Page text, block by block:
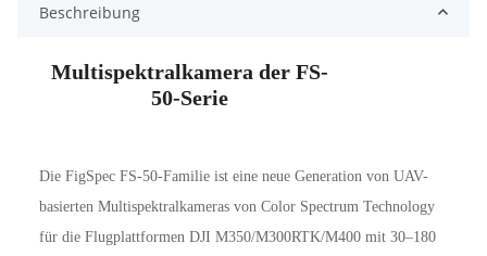
Beschreibung
Multispektralkamera der FS-
50-Serie
Die FigSpec FS-50-Familie ist eine neue Generation von UAV-
basierten Multispektralkameras von Color Spectrum Technology
für die Flugplattformen DJI M350/M300RTK/M400 mit 30–180